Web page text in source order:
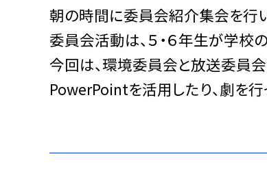
朝の時間に委員会紹介集会を行い
委員会活動は、５・６年生が学校
今回は、環境委員会と放送委員会
PowerPointを活用したり、劇を行